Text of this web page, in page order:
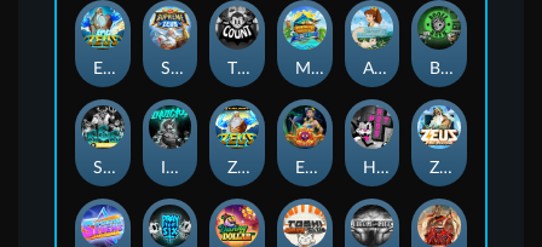
Epic Ze Zeus Supreme Zeus THE COUNT MARLIN MASTERS: THE BIG HAUL Aiko and the Wind Spirit Booze Bash
SixSixSix Invictus Ze Zeus Eye of Medusa Hot Ross Zeus Ze Zecond